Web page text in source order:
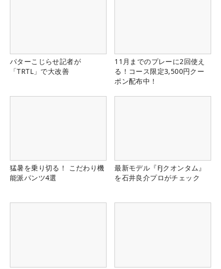
パターこじらせ記者が
「TRTL」で大改善
11月までのプレーに2回使え
る！コース限定3,500円クー
ポン配布中！
猛暑を乗り切る！ こだわり機
能派パンツ4選
最新モデル『FJクオンタム』
を石井良介プロがチェック